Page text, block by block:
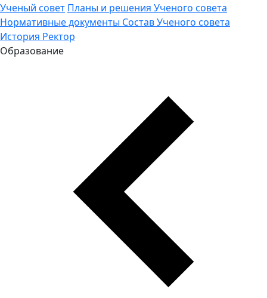
Ученый совет Планы и решения Ученого совета
Нормативные документы Состав Ученого совета
История Ректор
Образование